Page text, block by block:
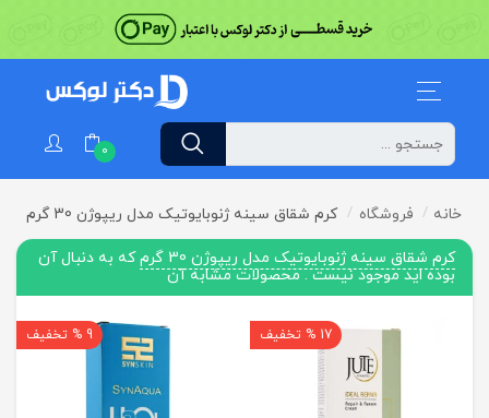
0
خانه فروشگاه کرم شقاق سینه ژنوبایوتیک مدل ریپوژن 30 گرم
کرم شقاق سینه ژنوبایوتیک مدل ریپوژن 30 گرم
که به دنبال آن
بوده اید موجود نیست . محصولات مشابه آن
17 % تخفیف 9 % تخفیف